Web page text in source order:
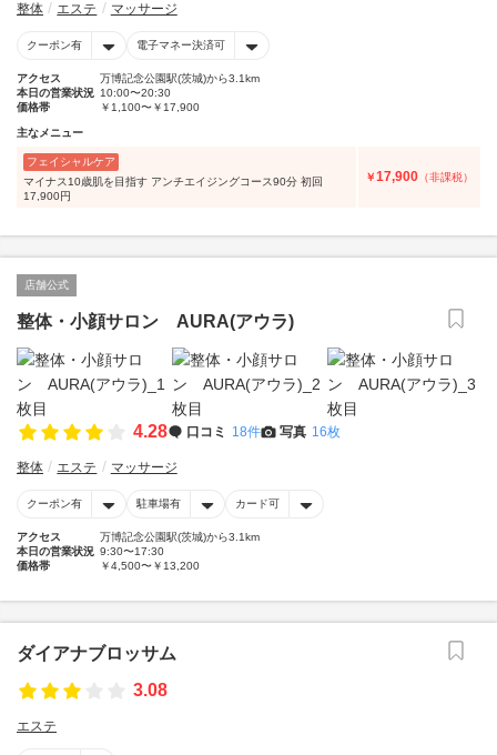
整体 エステ マッサージ
クーポン有 電子マネー決済可
アクセス
万博記念公園駅(茨城)から3.1km
本日の営業状況 10:00〜20:30
価格帯
￥1,100〜￥17,900
主なメニュー
フェイシャルケア
マイナス10歳肌を目指す アンチエイジングコース90分 初回
17,900円
￥17,900 （非課税）
店舗公式
整体・小顔サロン AURA(アウラ)
4.28 口コミ 18件 写真 16枚
整体 エステ マッサージ
クーポン有 駐車場有 カード可
アクセス
万博記念公園駅(茨城)から3.1km
本日の営業状況 9:30〜17:30
価格帯
￥4,500〜￥13,200
ダイアナブロッサム
3.08
エステ